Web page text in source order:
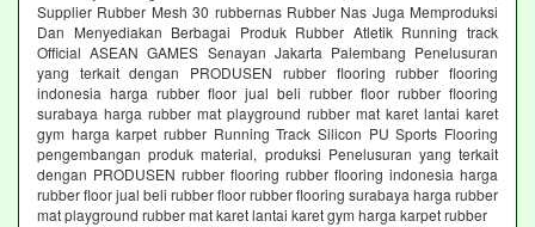
Supplier Rubber Mesh 30 rubbernas Rubber Nas Juga Memproduksi
Dan Menyediakan Berbagai Produk Rubber Atletik Running track
Official ASEAN GAMES Senayan Jakarta Palembang Penelusuran
yang terkait dengan PRODUSEN rubber flooring rubber flooring
indonesia harga rubber floor jual beli rubber floor rubber flooring
surabaya harga rubber mat playground rubber mat karet lantai karet
gym harga karpet rubber Running Track Silicon PU Sports Flooring
pengembangan produk material, produksi Penelusuran yang terkait
dengan PRODUSEN rubber flooring rubber flooring indonesia harga
rubber floor jual beli rubber floor rubber flooring surabaya harga rubber
mat playground rubber mat karet lantai karet gym harga karpet rubber